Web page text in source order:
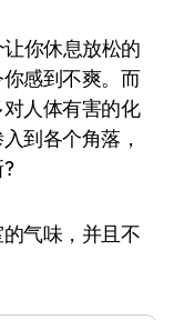
感到不爽。而
人体有害的化
到各个角落，
气味，并且不